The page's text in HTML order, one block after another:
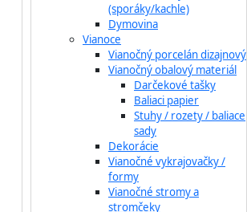
(sporáky/kachle)
Dymovina
Vianoce
Vianočný porcelán dizajnový
Vianočný obalový materiál
Darčekové tašky
Baliaci papier
Stuhy / rozety / baliace
sady
Dekorácie
Vianočné vykrajovačky /
formy
Vianočné stromy a
stromčeky